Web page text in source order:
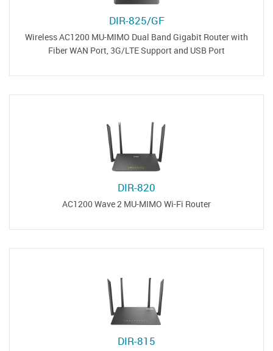
DIR-825/GF
Wireless AC1200 MU-MIMO Dual Band Gigabit Router with
Fiber WAN Port, 3G/LTE Support and USB Port
DIR-820
AC1200 Wave 2 MU-MIMO Wi-Fi Router
DIR-815